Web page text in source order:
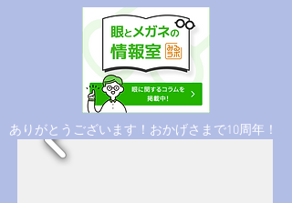
​ありがとうございます！おかげさまで10周年！